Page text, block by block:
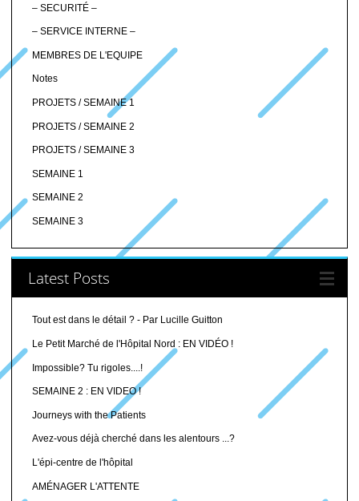
– SECURITÉ –
– SERVICE INTERNE –
MEMBRES DE L'EQUIPE
Notes
PROJETS / SEMAINE 1
PROJETS / SEMAINE 2
PROJETS / SEMAINE 3
SEMAINE 1
SEMAINE 2
SEMAINE 3
Latest Posts
Tout est dans le détail ? - Par Lucille Guitton
Le Petit Marché de l'Hôpital Nord : EN VIDÉO !
Impossible? Tu rigoles....!
SEMAINE 2 : EN VIDEO !
Journeys with the Patients
Avez-vous déjà cherché dans les alentours ...?
L'épi-centre de l'hôpital
AMÉNAGER L'ATTENTE